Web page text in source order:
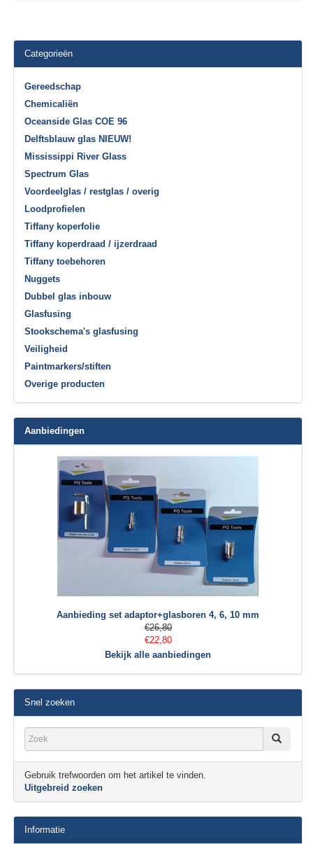
Categorieën
Gereedschap
Chemicaliën
Oceanside Glas COE 96
Delftsblauw glas NIEUW!
Mississippi River Glass
Spectrum Glas
Voordeelglas / restglas / overig
Loodprofielen
Tiffany koperfolie
Tiffany koperdraad / ijzerdraad
Tiffany toebehoren
Nuggets
Dubbel glas inbouw
Glasfusing
Stookschema's glasfusing
Veiligheid
Paintmarkers/stiften
Overige producten
Aanbiedingen
Aanbieding set adaptor+glasboren 4, 6, 10 mm
€26,80
€22,80
Bekijk alle aanbiedingen
Snel zoeken
Gebruik trefwoorden om het artikel te vinden.
Uitgebreid zoeken
Informatie